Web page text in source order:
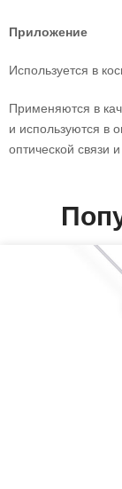
Приложение
Используется в
Применяются в
и используются в
оптической связи